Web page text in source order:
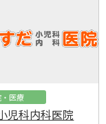
医療
児科内科医院